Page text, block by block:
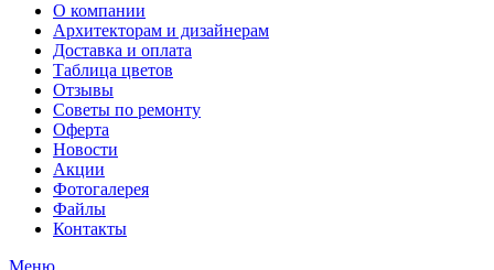
О компании
Архитекторам и дизайнерам
Доставка и оплата
Таблица цветов
Отзывы
Советы по ремонту
Оферта
Новости
Акции
Фотогалерея
Файлы
Контакты